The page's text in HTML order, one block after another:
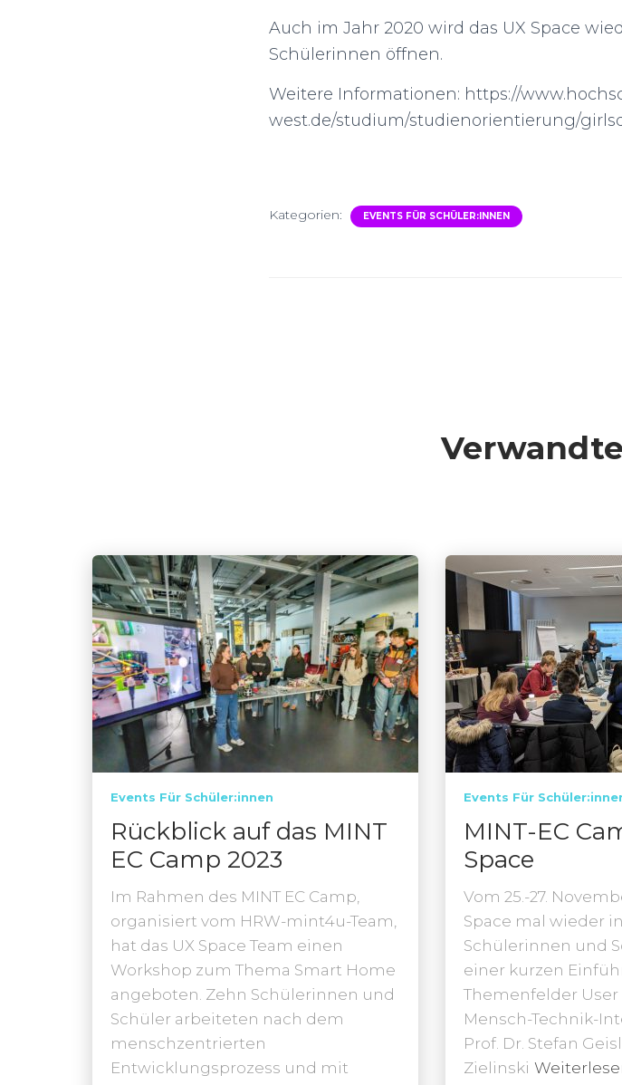
Auch im Jahr 2020 wird das UX Space
Schülerinnen öffnen.
Weitere Informationen: https://
west.de/studium/studienorientierung/
Kategorien: EVENTS FÜR SCHÜLER:INNEN
Events Für Schüler:innen
Rückblick auf das MINT
EC Camp 2023
Im Rahmen des MINT EC Camp,
organisiert vom HRW-mint4u-Team,
hat das UX Space Team einen
Workshop zum Thema Smart Home
angeboten. Zehn Schülerinnen und
Schüler arbeiteten nach dem
menschzentrierten
Entwicklungsprozess und mit
Events Für
MINT-EC
Space
Vom 25.-27.
Space mal wieder
Schülerinnen und
einer kurzen
Themenfelder
Mensch-Technik-
Prof. Dr. Stefan
Zielinski